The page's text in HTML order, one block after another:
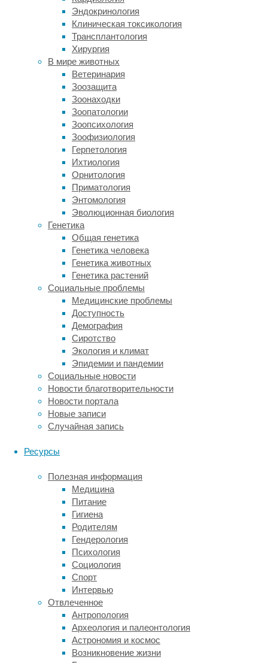
Эндокринология
Клиническая токсикология
Трансплантология
Хирургия
В мире животных
Ветеринария
Зоозащита
Зоонаходки
Зоопатологии
Зоопсихология
Зоофизиология
Герпетология
Ихтиология
Орнитология
Приматология
Энтомология
Эволюционная биология
Генетика
Общая генетика
Генетика человека
Генетика животных
Генетика растений
Социальные проблемы
Медицинские проблемы
Доступность
Демография
Сиротство
Экология и климат
Эпидемии и пандемии
Социальные новости
Новости благотворительности
Новости портала
Новые записи
Случайная запись
Ресурсы
Полезная информация
Медицина
Питание
Гигиена
Родителям
Гендерология
Психология
Социология
Спорт
Интервью
Отвлеченное
Антропология
Археология и палеонтология
Астрономия и космос
Возникновение жизни
вознаграждения
мозга,
точнее
в
какой
именно
момент.
Выяснить
это
решили
ученые
из
Института
исследований
обмена
веществ
Общества
Макса
Планка
под
руководством
Марка
Титтгемайера
(Marc
Tittgemeyer).
качестве
основного
показателя
получения
удовольствия
от
пищи
выбрали
нейромедиатор
дофамин:
исследования
показывают,
что
активность
дофаминергической
системы
головного
мозга
отвечает
за
контроль
приема